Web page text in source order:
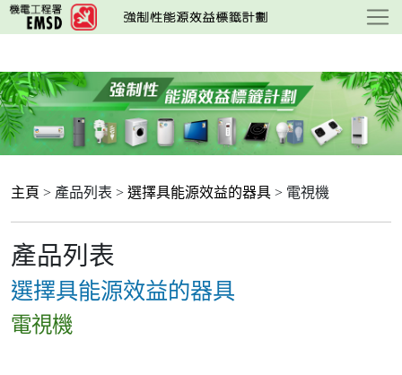
跳
至
要
內
容
主頁 > 產品列表 > 選擇具能源效益的器具 > 電視機
產品列表
選擇具能源效益的器具
電視機